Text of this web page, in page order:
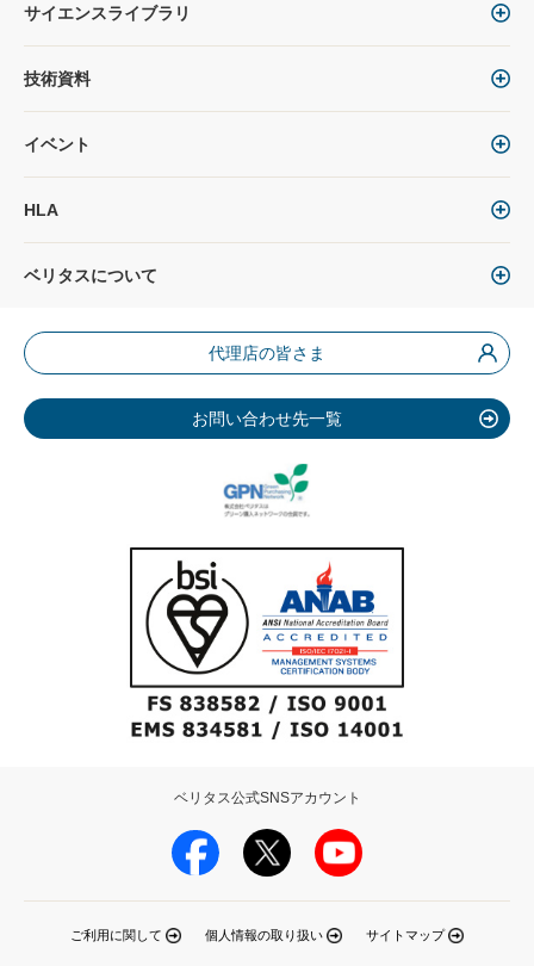
サイエンスライブラリ
技術資料
イベント
HLA
ベリタスについて
代理店の皆さま
お問い合わせ先一覧
ご利用に関して 個人情報の取り扱い サイトマップ
ベリタス公式SNSアカウント